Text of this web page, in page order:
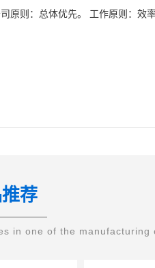
原则：总体优先。 工作原则：效
荐
in one of the manufacturing